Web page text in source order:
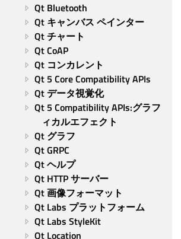
Qt Bluetooth
Qt キャンバス ペインター
Qt チャート
Qt CoAP
Qt コンカレント
Qt 5 Core Compatibility APIs
Qt データ視覚化
Qt 5 Compatibility APIs:グラフ
ィカルエフェクト
Qt グラフ
Qt GRPC
Qt ヘルプ
Qt HTTP サーバー
Qt 画像フォーマット
Qt Labs プラットフォーム
Qt Labs StyleKit
Qt Location